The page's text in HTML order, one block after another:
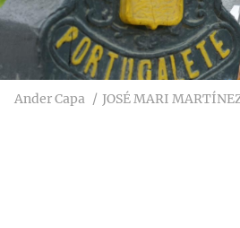
Ander Capa JOSÉ MARI